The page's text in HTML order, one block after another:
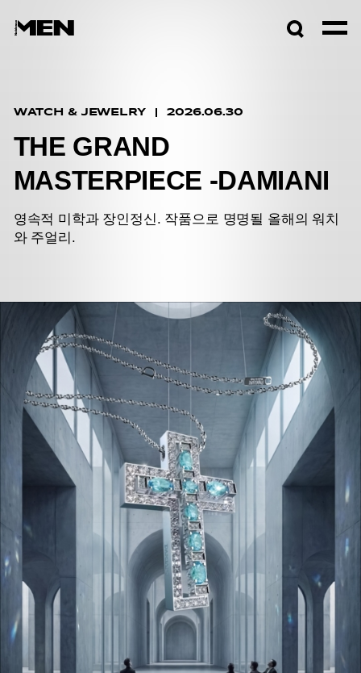
WATCH & JEWELRY 2026.06.30
THE GRAND
MASTERPIECE -DAMIANI
영속적 미학과 장인정신. 작품으로 명명될 올해의 워치
와 주얼리.